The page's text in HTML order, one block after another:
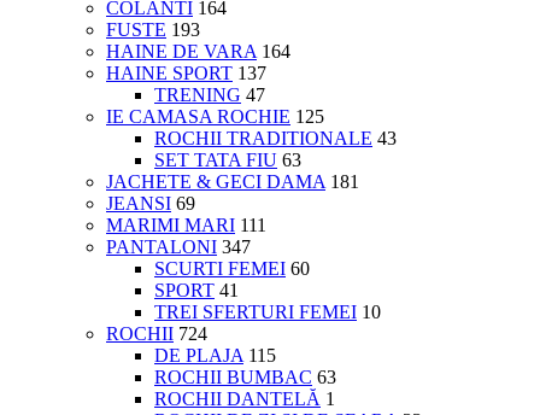
COLANTI 164
FUSTE 193
HAINE DE VARA 164
HAINE SPORT 137
TRENING 47
IE CAMASA ROCHIE 125
ROCHII TRADITIONALE 43
SET TATA FIU 63
JACHETE & GECI DAMA 181
JEANSI 69
MARIMI MARI 111
PANTALONI 347
SCURTI FEMEI 60
SPORT 41
TREI SFERTURI FEMEI 10
ROCHII 724
DE PLAJA 115
ROCHII BUMBAC 63
ROCHII DANTELĂ 1